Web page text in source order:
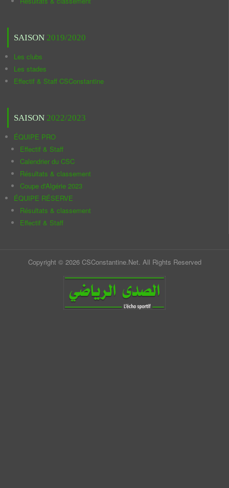
SAISON 2019/2020
Les clubs
Les stades
Effectif & Staff CSConstantine
SAISON 2022/2023
ÉQUIPE PRO
Effectif & Staff
Calendrier du CSC
Résultats & classement
Coupe d'Algérie 2023
ÉQUIPE RÉSERVE
Résultats & classement
Effectif & Staff
Copyright © 2026 CSConstantine.Net. All Rights Reserved